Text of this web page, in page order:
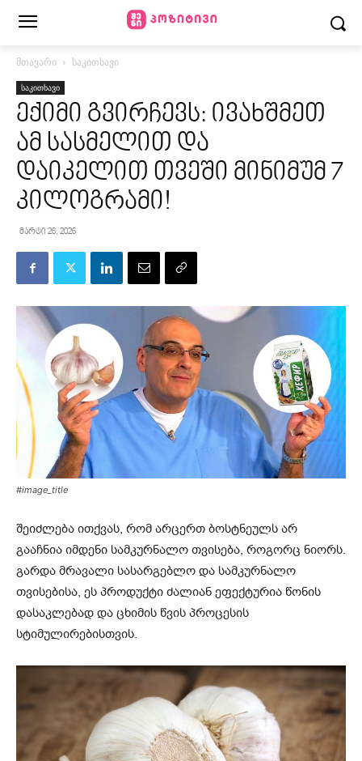
მთავარი საკითხავი
საკითხავი
ექიმი გვირჩევს: ივახშმეთ
ამ სასმელით და
დაიკელით თვეში მინიმუმ 7
კილოგრამი!
მარტი 26, 2026
#image_title
შეიძლება ითქვას, რომ არცერთ ბოსტნეულს არ
გააჩნია იმდენი სამკურნალო თვისება, როგორც ნიორს.
გარდა მრავალი სასარგებლო და სამკურნალო
თვისებისა, ეს პროდუქტი ძალიან ეფექტურია წონის
დასაკლებად და ცხიმის წვის პროცესის
სტიმულირებისთვის.